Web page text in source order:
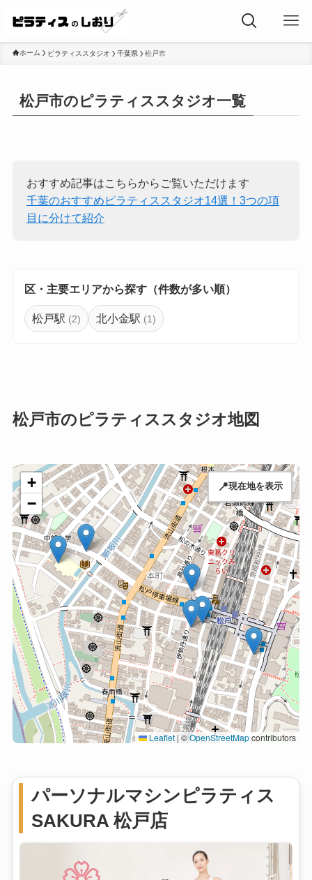
ホーム ピラティススタジオ 千葉県 松戸市
松戸市のピラティススタジオ一覧
おすすめ記事はこちらからご覧いただけます
千葉のおすすめピラティススタジオ14選！3つの項
目に分けて紹介
区・主要エリアから探す（件数が多い順）
松戸駅 (2) 北小金駅 (1)
松戸市のピラティススタジオ地図
+
−
Leaflet | ©OpenStreetMapcontributors
📍現在地を表示
パーソナルマシンピラティス
SAKURA 松戸店